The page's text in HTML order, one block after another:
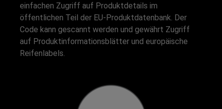
einfachen Zugriff auf Produktdetails im
öffentlichen Teil der EU-Produktdatenbank. Der
Code kann gescannt werden und gewährt Zugriff
auf Produktinformationsblätter und europäische
Reifenlabels.